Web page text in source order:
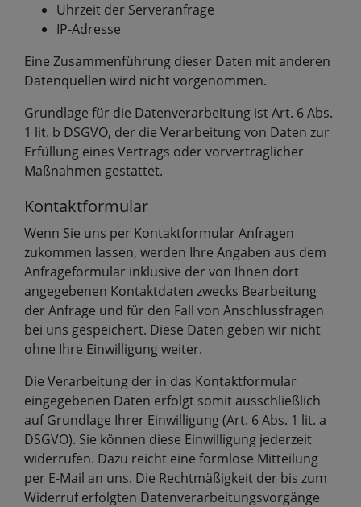
Uhrzeit der Serveranfrage
IP-Adresse
Eine Zusammenführung dieser Daten mit anderen
Datenquellen wird nicht vorgenommen.
Grundlage für die Datenverarbeitung ist Art. 6 Abs.
1 lit. b DSGVO, der die Verarbeitung von Daten zur
Erfüllung eines Vertrags oder vorvertraglicher
Maßnahmen gestattet.
Kontaktformular
Wenn Sie uns per Kontaktformular Anfragen
zukommen lassen, werden Ihre Angaben aus dem
Anfrageformular inklusive der von Ihnen dort
angegebenen Kontaktdaten zwecks Bearbeitung
der Anfrage und für den Fall von Anschlussfragen
bei uns gespeichert. Diese Daten geben wir nicht
ohne Ihre Einwilligung weiter.
Die Verarbeitung der in das Kontaktformular
eingegebenen Daten erfolgt somit ausschließlich
auf Grundlage Ihrer Einwilligung (Art. 6 Abs. 1 lit. a
DSGVO). Sie können diese Einwilligung jederzeit
widerrufen. Dazu reicht eine formlose Mitteilung
per E-Mail an uns. Die Rechtmäßigkeit der bis zum
Widerruf erfolgten Datenverarbeitungsvorgänge